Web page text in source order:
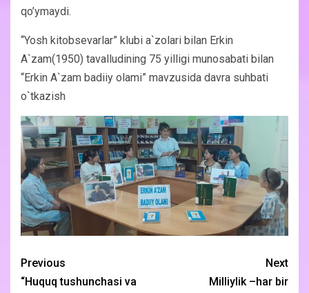
qo’ymaydi.
“Yosh kitobsevarlar” klubi a`zolari bilan Erkin
A`zam(1950) tavalludining 75 yilligi munosabati bilan
“Erkin A`zam badiiy olami” mavzusida davra suhbati
o`tkazish
Previous
“Huquq tushunchasi va
Next
Milliylik –har bir